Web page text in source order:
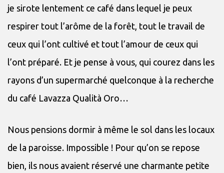
je sirote lentement ce café dans lequel je peux
respirer tout l’arôme de la forêt, tout le travail de
ceux qui l’ont cultivé et tout l’amour de ceux qui
l’ont préparé. Et je pense à vous, qui courez dans les
rayons d’un supermarché quelconque à la recherche
du café Lavazza Qualità Oro…
Nous pensions dormir à même le sol dans les locaux
de la paroisse. Impossible ! Pour qu’on se repose
bien, ils nous avaient réservé une charmante petite